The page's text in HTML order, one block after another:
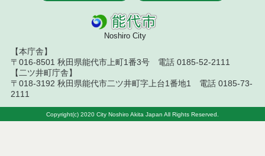
令和５年５月分
令和５年４月分
令和５年３月分
Noshiro City
【本庁舎】
〒016-8501 秋田県能代市上町1番3号 電話 0185-52-2111
【二ツ井町庁舎】
〒018-3192 秋田県能代市二ツ井町字上台1番地1 電話 0185-73-
2111
Copyright(c) 2020 City Noshiro Akita Japan All Rights Reserved.